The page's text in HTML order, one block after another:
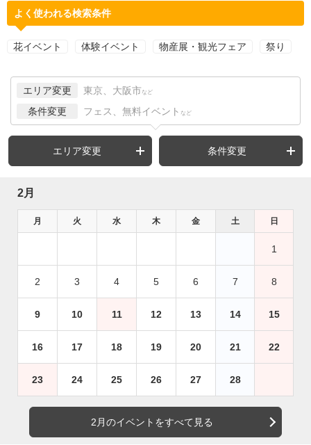
よく使われる検索条件
花イベント 体験イベント 物産展・観光フェア 祭り
エリア変更 東京、大阪市 など
条件変更 フェス、無料イベント など
エリア変更 条件変更
2月
月 火 水 木 金 土 日
1
2 3 4 5 6 7 8
9 10 11 12 13 14 15
16 17 18 19 20 21 22
23 24 25 26 27 28
2月のイベントをすべて見る